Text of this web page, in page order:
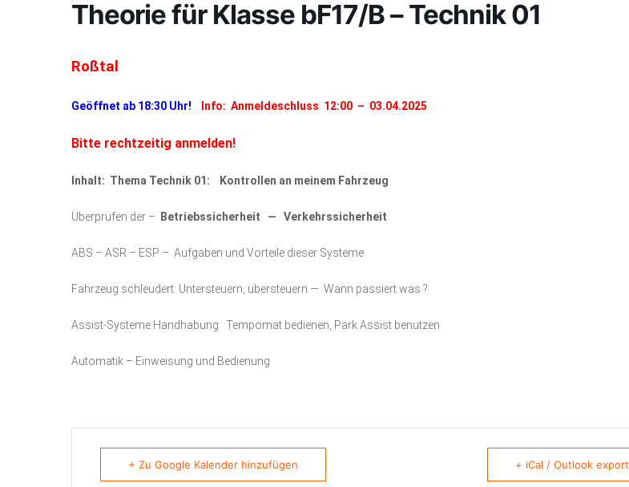
Theorie für Klasse bF17/B – Technik 01
Roßtal
Geöffnet ab 18:30 Uhr! Info: Anmeldeschluss 12:00 – 03.04.2025
Bitte rechtzeitig anmelden!
Inhalt: Thema Technik 01: Kontrollen an meinem Fahrzeug
Überprüfen der – Betriebssicherheit — Verkehrssicherheit
ABS – ASR – ESP – Aufgaben und Vorteile dieser Systeme
Fahrzeug schleudert: Untersteuern, übersteuern — Wann passiert was ?
Assist-Systeme Handhabung: Tempomat bedienen, Park Assist benutzen
Automatik – Einweisung und Bedienung
+ Zu Google Kalender hinzufügen + iCal / Outlook export